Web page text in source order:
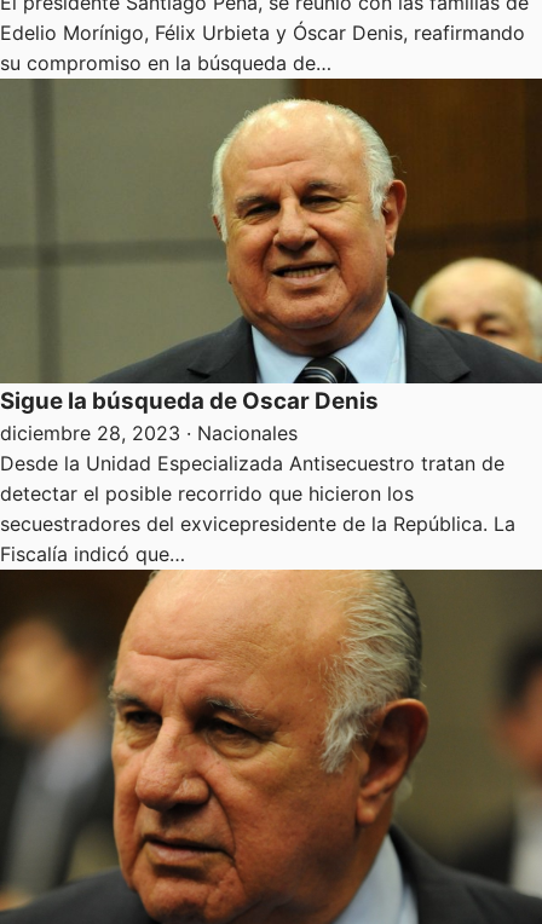
Edelio Morínigo, Félix Urbieta y Óscar Denis, reafirmando
su compromiso en la búsqueda de…
Sigue la búsqueda de Oscar Denis
diciembre 28, 2023 · Nacionales
Desde la Unidad Especializada Antisecuestro tratan de
detectar el posible recorrido que hicieron los
secuestradores del exvicepresidente de la República. La
Fiscalía indicó que…